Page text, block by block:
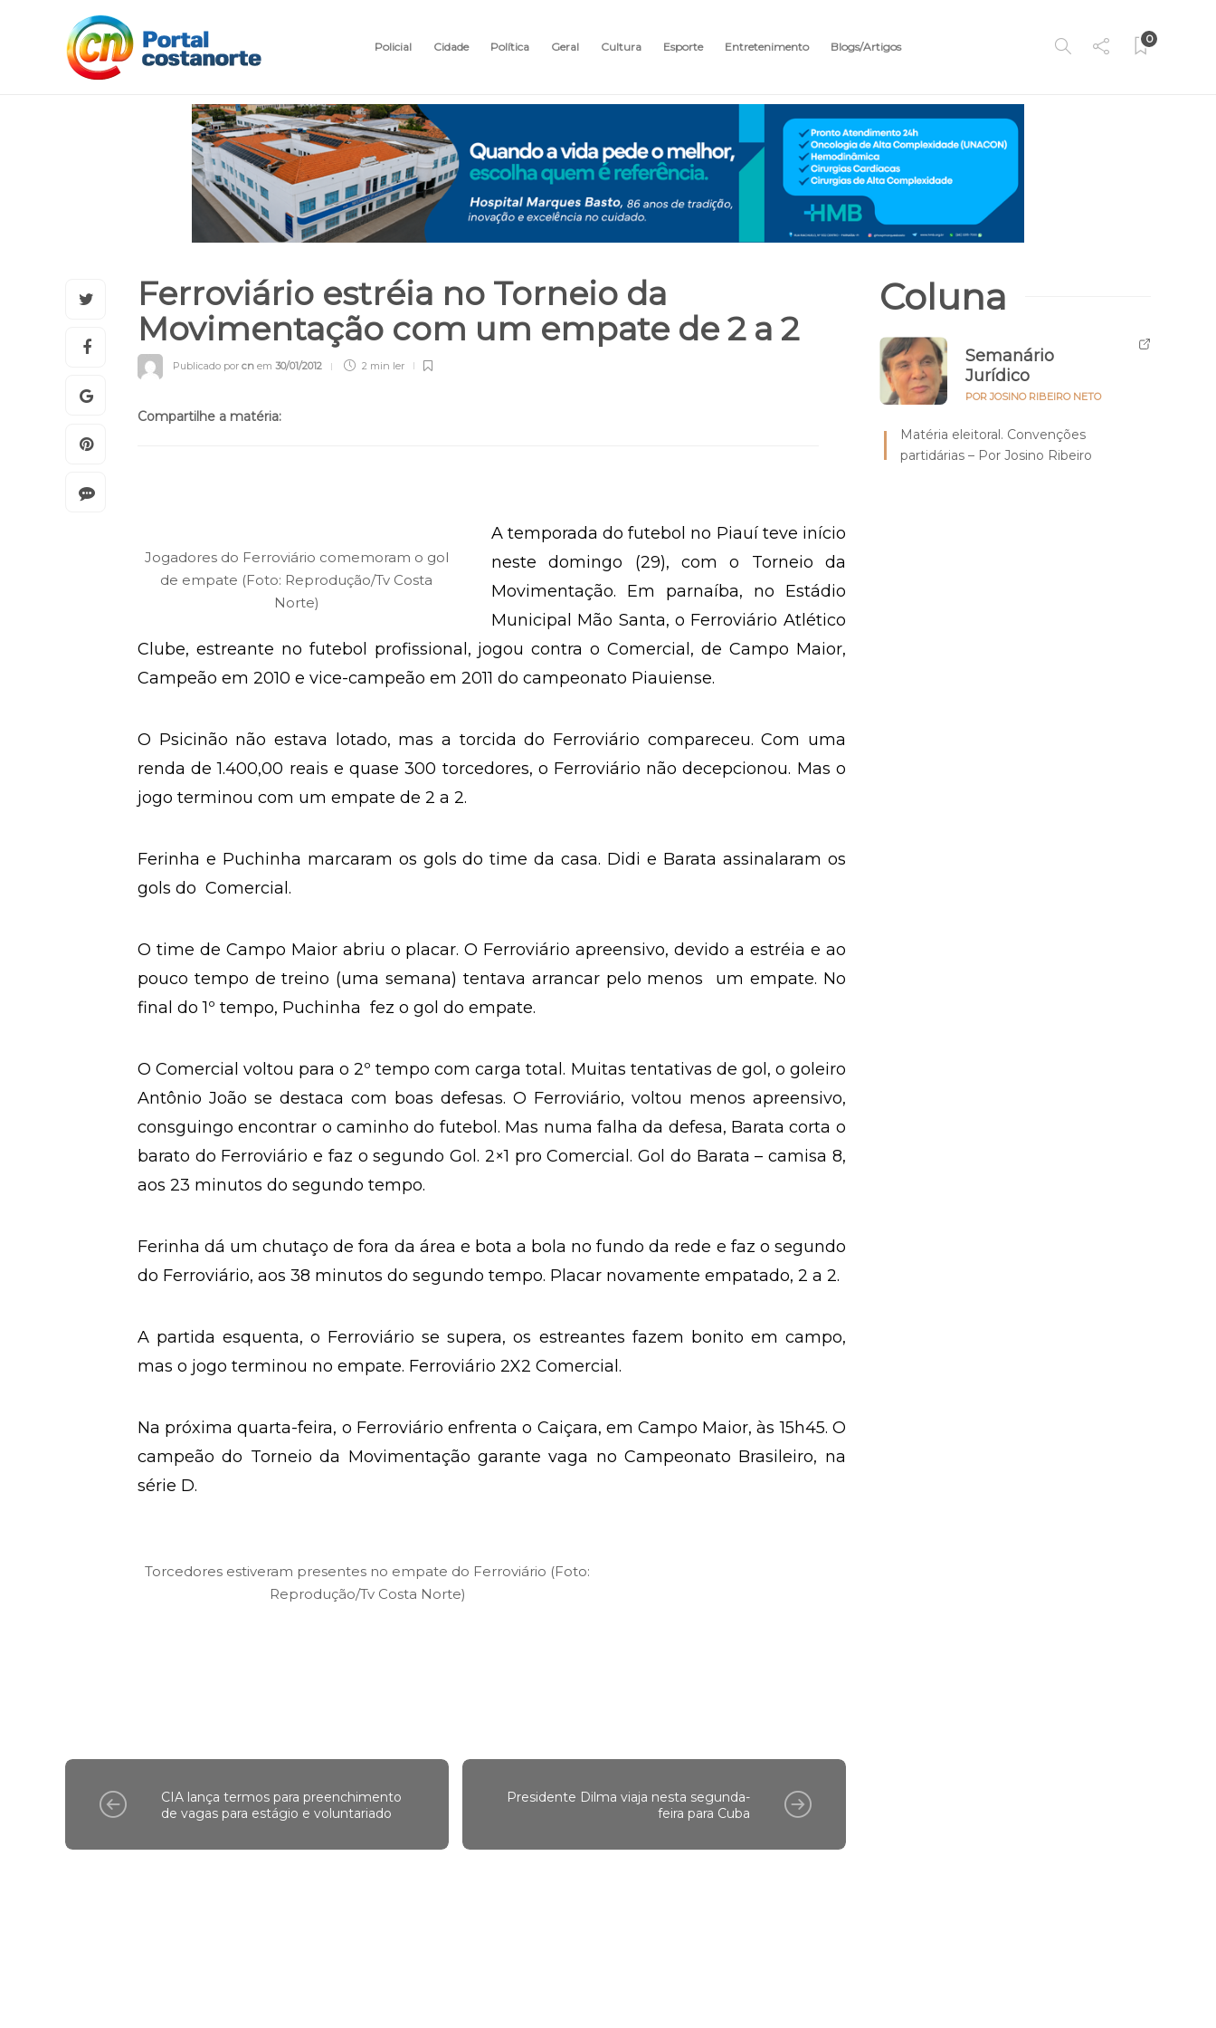
Policial Cidade Política Geral Cultura Esporte Entretenimento Blogs/Artigos
0
Ferroviário estréia no Torneio da
Movimentação com um empate de 2 a 2
Publicado por cn em 30/01/2012 2 min ler
Compartilhe a matéria:
Jogadores do Ferroviário comemoram o gol
de empate (Foto: Reprodução/Tv Costa
Norte)
A temporada do futebol no Piauí teve início
neste domingo (29), com o Torneio da
Movimentação. Em parnaíba, no Estádio
Municipal Mão Santa, o Ferroviário Atlético
Clube, estreante no futebol profissional, jogou contra o Comercial, de Campo Maior,
Campeão em 2010 e vice-campeão em 2011 do campeonato Piauiense.
O Psicinão não estava lotado, mas a torcida do Ferroviário compareceu. Com uma
renda de 1.400,00 reais e quase 300 torcedores, o Ferroviário não decepcionou. Mas o
jogo terminou com um empate de 2 a 2.
Ferinha e Puchinha marcaram os gols do time da casa. Didi e Barata assinalaram os
gols do Comercial.
O time de Campo Maior abriu o placar. O Ferroviário apreensivo, devido a estréia e ao
pouco tempo de treino (uma semana) tentava arrancar pelo menos um empate. No
final do 1º tempo, Puchinha fez o gol do empate.
O Comercial voltou para o 2º tempo com carga total. Muitas tentativas de gol, o goleiro
Antônio João se destaca com boas defesas. O Ferroviário, voltou menos apreensivo,
consguingo encontrar o caminho do futebol. Mas numa falha da defesa, Barata corta o
barato do Ferroviário e faz o segundo Gol. 2×1 pro Comercial. Gol do Barata – camisa 8,
aos 23 minutos do segundo tempo.
Ferinha dá um chutaço de fora da área e bota a bola no fundo da rede e faz o segundo
do Ferroviário, aos 38 minutos do segundo tempo. Placar novamente empatado, 2 a 2.
A partida esquenta, o Ferroviário se supera, os estreantes fazem bonito em campo,
mas o jogo terminou no empate. Ferroviário 2X2 Comercial.
Na próxima quarta-feira, o Ferroviário enfrenta o Caiçara, em Campo Maior, às 15h45. O
campeão do Torneio da Movimentação garante vaga no Campeonato Brasileiro, na
série D.
Torcedores estiveram presentes no empate do Ferroviário (Foto:
Reprodução/Tv Costa Norte)
CIA lança termos para preenchimento
de vagas para estágio e voluntariado
Presidente Dilma viaja nesta segunda-
feira para Cuba
Coluna
Semanário
Jurídico
POR JOSINO RIBEIRO NETO
Matéria eleitoral. Convenções
partidárias – Por Josino Ribeiro